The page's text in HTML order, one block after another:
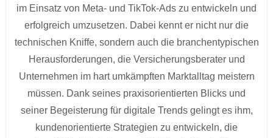
im Einsatz von Meta- und TikTok-Ads zu entwickeln und
erfolgreich umzusetzen. Dabei kennt er nicht nur die
technischen Kniffe, sondern auch die branchentypischen
Herausforderungen, die Versicherungsberater und
Unternehmen im hart umkämpften Marktalltag meistern
müssen. Dank seines praxisorientierten Blicks und
seiner Begeisterung für digitale Trends gelingt es ihm,
kundenorientierte Strategien zu entwickeln, die